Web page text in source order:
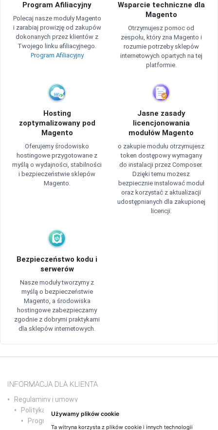
Używamy plików cookie
Ta witryna korzysta z plików cookie i innych technologii
Program Afiliacyjny
Polecaj nasze moduły Magento
i zarabiaj prowizję od zakupów
dokonanych przez klientów z
Twojego linku afiliacyjnego.
Program Afiliacyjny
Wsparcie techniczne dla
Magento
Otrzymujesz pomoc od
zespołu, który zna Magento i
rozumie potrzeby sklepów
internetowych opartych na tej
platformie.
Hosting
zoptymalizowany pod
Magento
Oferujemy środowisko
hostingowe przygotowane z
myślą o wydajności, stabilności
i bezpieczeństwie sklepów
Magento.
Jasne zasady
licencjonowania
modułów Magento
o zakupie modułu otrzymujesz
token dostępowy wymagany
do instalacji przez Composer.
Dzięki temu możesz
bezpiecznie instalować moduł
oraz korzystać z aktualizacji
udostępnianych dla zakupionej
licencji.
Bezpieczeństwo kodu i
serwerów
Nasze moduły tworzymy z
myślą o bezpieczeństwie
Magento, a środowiska
hostingowe zabezpieczamy
zgodnie z dobrymi praktykami
dla sklepów internetowych.
INFORMACJA DLA KLIENTA
Regulaminy i umowy
Polityka prywatności
Program partnerski